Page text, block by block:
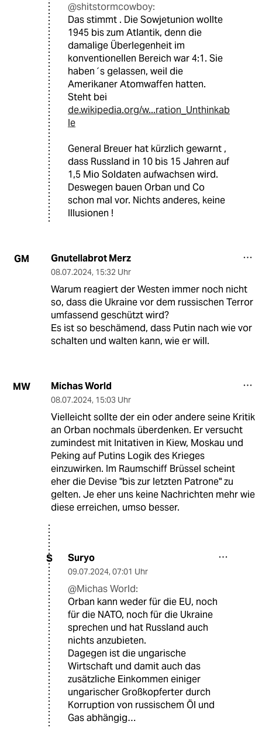
@shitstormcowboy:
Das stimmt . Die Sowjetunion wollte
1945 bis zum Atlantik, denn die
damalige Überlegenheit im
konventionellen Bereich war 4:1. Sie
haben´s gelassen, weil die
Amerikaner Atomwaffen hatten.
Steht bei
de.wikipedia.org/w...ration_Unthinkab
le
General Breuer hat kürzlich gewarnt ,
dass Russland in 10 bis 15 Jahren auf
1,5 Mio Soldaten aufwachsen wird.
Deswegen bauen Orban und Co
schon mal vor. Nichts anderes, keine
Illusionen !
GM Gnutellabrot Merz
08.07.2024, 15:32 Uhr
Warum reagiert der Westen immer noch nicht
so, dass die Ukraine vor dem russischen Terror
umfassend geschützt wird?
Es ist so beschämend, dass Putin nach wie vor
schalten und walten kann, wie er will.
MW Michas World
08.07.2024, 15:03 Uhr
Vielleicht sollte der ein oder andere seine Kritik
an Orban nochmals überdenken. Er versucht
zumindest mit Initativen in Kiew, Moskau und
Peking auf Putins Logik des Krieges
einzuwirken. Im Raumschiff Brüssel scheint
eher die Devise "bis zur letzten Patrone" zu
gelten. Je eher uns keine Nachrichten mehr wie
diese erreichen, umso besser.
S Suryo
09.07.2024, 07:01 Uhr
@Michas World:
Orban kann weder für die EU, noch
für die NATO, noch für die Ukraine
sprechen und hat Russland auch
nichts anzubieten.
Dagegen ist die ungarische
Wirtschaft und damit auch das
zusätzliche Einkommen einiger
ungarischer Großkopferter durch
Korruption von russischem Öl und
Gas abhängig…